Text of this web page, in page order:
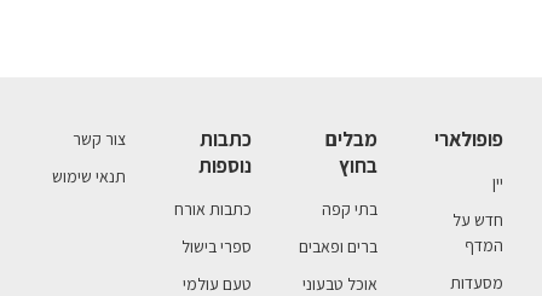
פופולארי
יין
חדש על
המדף
מסעדות
מבלים
בחוץ
בתי קפה
ברים ופאבים
אוכל טבעוני
כתבות
נוספות
כתבות אורח
ספרי בישול
טעם עולמי
צור קשר
תנאי שימוש